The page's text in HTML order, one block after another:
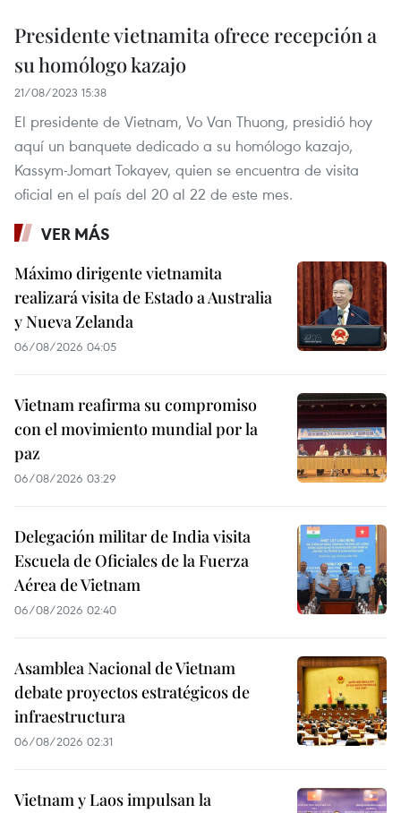
Presidente vietnamita ofrece recepción a
su homólogo kazajo
21/08/2023 15:38
El presidente de Vietnam, Vo Van Thuong, presidió hoy
aquí un banquete dedicado a su homólogo kazajo,
Kassym-Jomart Tokayev, quien se encuentra de visita
oficial en el país del 20 al 22 de este mes.
VER MÁS
Máximo dirigente vietnamita
realizará visita de Estado a Australia
y Nueva Zelanda
06/08/2026 04:05
Vietnam reafirma su compromiso
con el movimiento mundial por la
paz
06/08/2026 03:29
Delegación militar de India visita
Escuela de Oficiales de la Fuerza
Aérea de Vietnam
06/08/2026 02:40
Asamblea Nacional de Vietnam
debate proyectos estratégicos de
infraestructura
06/08/2026 02:31
Vietnam y Laos impulsan la